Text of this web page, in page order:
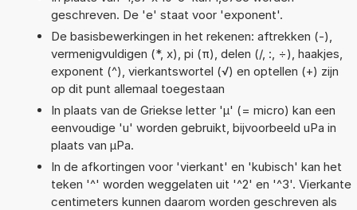
geschreven. De 'e' staat voor 'exponent'.
De basisbewerkingen in het rekenen: aftrekken (-),
vermenigvuldigen (*, x), pi (π), delen (/, :, ÷), haakjes,
exponent (^), vierkantswortel (√) en optellen (+) zijn
op dit punt allemaal toegestaan
In plaats van de Griekse letter 'µ' (= micro) kan een
eenvoudige 'u' worden gebruikt, bijvoorbeeld uPa in
plaats van µPa.
In de afkortingen voor 'vierkant' en 'kubisch' kan het
teken '^' worden weggelaten uit '^2' en '^3'. Vierkante
centimeters kunnen daarom worden geschreven als